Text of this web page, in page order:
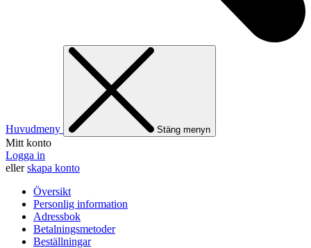
Huvudmeny Stäng menyn
Mitt konto
Logga in
ellerskapa konto
Översikt
Personlig information
Adressbok
Betalningsmetoder
Beställningar